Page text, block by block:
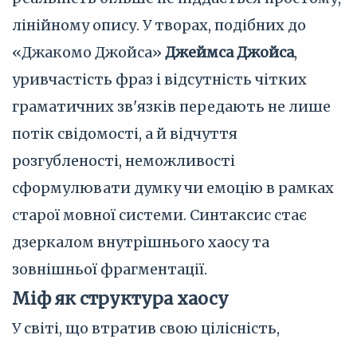
лінійному опису. У творах, подібних до
«Джакомо Джойса» Джеймса Джойса,
уривчастість фраз і відсутність чітких
граматичних зв'язків передають не лише
потік свідомості, а й відчуття
розгубленості, неможливості
сформулювати думку чи емоцію в рамках
старої мовної системи. Синтаксис стає
дзеркалом внутрішнього хаосу та
зовнішньої фрагментації.
Міф як структура хаосу
У світі, що втратив свою цілісність,